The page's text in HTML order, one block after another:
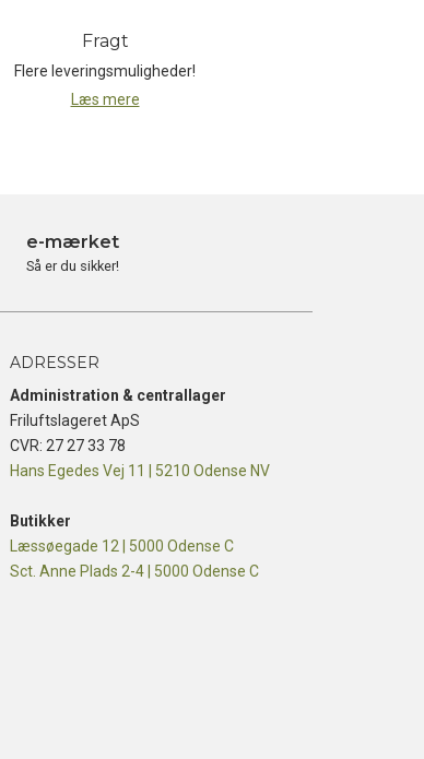
Fragt
Flere leveringsmuligheder!
Læs mere
e-mærket
Så er du sikker!
ADRESSER
Administration & centrallager
Friluftslageret ApS
CVR: 27 27 33 78
Hans Egedes Vej 11 | 5210 Odense NV
Butikker
Læssøegade 12 | 5000 Odense C
Sct. Anne Plads 2-4 | 5000 Odense C